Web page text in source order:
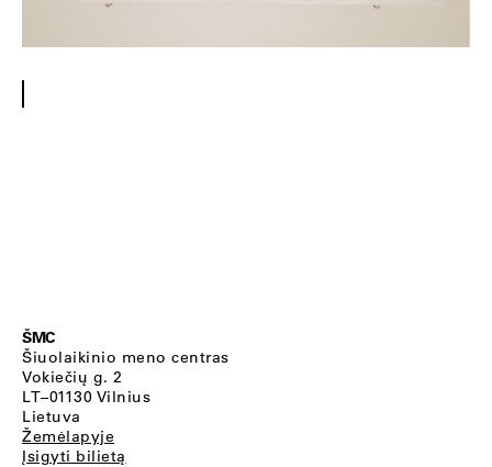
ŠMC
Šiuolaikinio meno centras
Vokiečių g. 2
LT–01130 Vilnius
Lietuva
Žemėlapyje
Įsigyti bilietą